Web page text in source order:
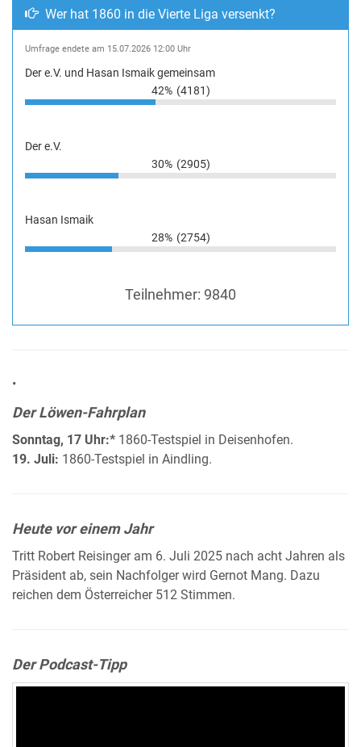
Wer hat 1860 in die Vierte Liga versenkt?
Umfrage endete am 15.07.2026 12:00 Uhr
Der e.V. und Hasan Ismaik gemeinsam
42% (4181)
Der e.V.
30% (2905)
Hasan Ismaik
28% (2754)
Teilnehmer: 9840
•
Der Löwen-Fahrplan
Sonntag, 17 Uhr:* 1860-Testspiel in Deisenhofen.
19. Juli: 1860-Testspiel in Aindling.
Heute vor einem Jahr
Tritt Robert Reisinger am 6. Juli 2025 nach acht Jahren als
Präsident ab, sein Nachfolger wird Gernot Mang. Dazu
reichen dem Österreicher 512 Stimmen.
Der Podcast-Tipp